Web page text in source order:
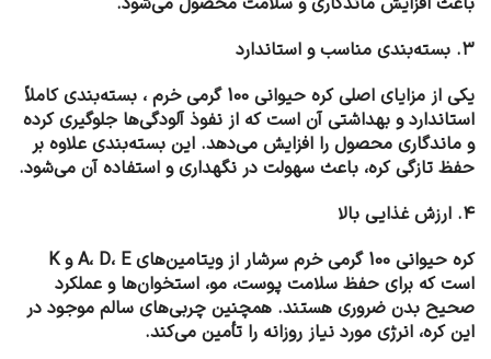
۳. بسته‌بندی مناسب و استاندارد
یکی از مزایای اصلی کره حیوانی 100 گرمی خرم ، بسته‌بندی کاملاً
استاندارد و بهداشتی آن است که از نفوذ آلودگی‌ها جلوگیری کرده
و ماندگاری محصول را افزایش می‌دهد. این بسته‌بندی علاوه بر
حفظ تازگی کره، باعث سهولت در نگهداری و استفاده آن می‌شود.
۴. ارزش غذایی بالا
کره حیوانی 100 گرمی خرم سرشار از ویتامین‌های A، D، E و K
است که برای حفظ سلامت پوست، مو، استخوان‌ها و عملکرد
صحیح بدن ضروری هستند. همچنین چربی‌های سالم موجود در
این کره، انرژی مورد نیاز روزانه را تأمین می‌کند.